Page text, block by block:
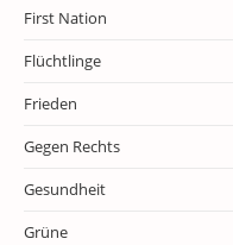
First Nation
Flüchtlinge
Frieden
Gegen Rechts
Gesundheit
Grüne